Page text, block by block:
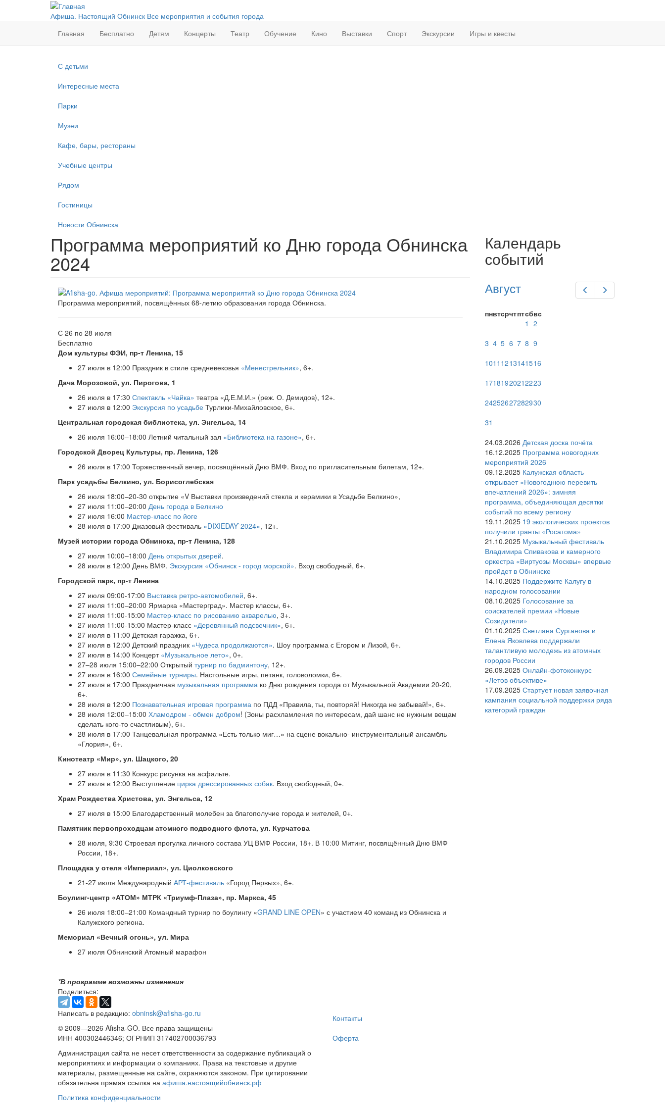
Афиша. Настоящий Обнинск Все мероприятия и события города
Главная
Бесплатно Детям Концерты Театр Обучение Кино Выставки Спорт Экскурсии Игры и квесты
С детьми
Интересные места
Парки
Музеи
Кафе, бары, рестораны
Учебные центры
Рядом
Гостиницы
Новости Обнинска
Программа мероприятий ко Дню города Обнинска
2024
Программа мероприятий, посвящённых 68-летию образования города Обнинска.
С 26 по 28 июля
Бесплатно
Дом культуры ФЭИ, пр-т Ленина, 15
27 июля в 12:00 Праздник в стиле средневековья «Менестрельник», 6+.
Дача Морозовой, ул. Пирогова, 1
26 июля в 17:30 Спектакль «Чайка» театра «Д.Е.М.И.» (реж. О. Демидов), 12+.
27 июля в 12:00 Экскурсия по усадьбе Турлики-Михайловское, 6+.
Центральная городская библиотека, ул. Энгельса, 14
26 июля 16:00–18:00 Летний читальный зал «Библиотека на газоне», 6+.
Городской Дворец Культуры, пр. Ленина, 126
26 июля в 17:00 Торжественный вечер, посвящённый Дню ВМФ. Вход по пригласительным билетам, 12+.
Парк усадьбы Белкино, ул. Борисоглебская
26 июля 18:00–20-30 открытие «V Выставки произведений стекла и керамики в Усадьбе Белкино»,
27 июля 11:00–20:00 День города в Белкино
27 июля 16:00 Мастер-класс по йоге
28 июля в 17:00 Джазовый фестиваль «DIXIEDAY`2024», 12+.
Музей истории города Обнинска, пр-т Ленина, 128
27 июля 10:00–18:00 День открытых дверей.
28 июля в 12:00 День ВМФ. Экскурсия «Обнинск - город морской». Вход свободный, 6+.
Городской парк, пр-т Ленина
27 июля 09:00-17:00 Выставка ретро-автомобилей, 6+.
27 июля 11:00–20:00 Ярмарка «Мастерград». Мастер классы, 6+.
27 июля 11:00-15:00 Мастер-класс по рисованию акварелью, 3+.
27 июля 11:00-15:00 Мастер-класс «Деревянный подсвечник», 6+.
27 июля в 11:00 Детская гаражка, 6+.
27 июля в 12:00 Детский праздник «Чудеса продолжаются». Шоу программа с Егором и Лизой, 6+.
27 июля в 14:00 Концерт «Музыкальное лето», 0+.
27–28 июля 15:00–22:00 Открытый турнир по бадминтону, 12+.
27 июля в 16:00 Семейные турниры. Настольные игры, петанк, головоломки, 6+.
27 июля в 17:00 Праздничная музыкальная программа ко Дню рождения города от Музыкальной Академии 20-20,
6+.
28 июля в 12:00 Познавательная игровая программа по ПДД «Правила, ты, повторяй! Никогда не забывай!», 6+.
28 июля 12:00–15:00 Хламодром - обмен добром! (Зоны расхламления по интересам, дай шанс не нужным вещам
сделать кого-то счастливым), 6+.
28 июля в 17:00 Танцевальная программа «Есть только миг…» на сцене вокально- инструментальный ансамбль
«Глория», 6+.
Кинотеатр «Мир», ул. Шацкого, 20
27 июля в 11:30 Конкурс рисунка на асфальте.
27 июля в 12:00 Выступление цирка дрессированных собак. Вход свободный, 0+.
Храм Рождества Христова, ул. Энгельса, 12
27 июля в 15:00 Благодарственный молебен за благополучие города и жителей, 0+.
Памятник первопроходцам атомного подводного флота, ул. Курчатова
28 июля, 9:30 Строевая прогулка личного состава УЦ ВМФ России, 18+. В 10:00 Митинг, посвящённый Дню ВМФ
России, 18+.
Площадка у отеля «Империал», ул. Циолковского
21-27 июля Международный АРТ-фестиваль «Город Первых», 6+.
Боулинг-центр «АТОМ» МТРК «Триумф-Плаза», пр. Маркса, 45
26 июля 18:00–21:00 Командный турнир по боулингу «GRAND LINE OPEN» с участием 40 команд из Обнинска и
Калужского региона.
Мемориал «Вечный огонь», ул. Мира
27 июля Обнинский Атомный марафон
*В программе возможны изменения
Поделиться:
Календарь
событий
Предыдущий
Август
пнвтсрчтптсбвс
1 2
3 4 5 6 7 8 9
1011 1213141516
17181920212223
24252627282930
31
24.03.2026 Детская доска почёта
16.12.2025 Программа новогодних
мероприятий 2026
09.12.2025 Калужская область
открывает «Новогоднюю перевить
впечатлений 2026»: зимняя
программа, объединяющая десятки
событий по всему региону
19.11.2025 19 экологических проектов
получили гранты «Росатома»
21.10.2025 Музыкальный фестиваль
Владимира Спивакова и камерного
оркестра «Виртуозы Москвы» впервые
пройдет в Обнинске
14.10.2025 Поддержите Калугу в
народном голосовании
08.10.2025 Голосование за
соискателей премии «Новые
Созидатели»
01.10.2025 Светлана Сурганова и
Елена Яковлева поддержали
талантливую молодежь из атомных
городов России
26.09.2025 Онлайн-фотоконкурс
«Летов объективе»
17.09.2025 Стартует новая заявочная
кампания социальной поддержки ряда
категорий граждан
Написать в редакцию: obninsk@afisha-go.ru
© 2009—2026 Afisha-GO. Все права защищены
ИНН 400302446346; ОГРНИП 317402700036793
Администрация сайта не несет ответственности за содержание публикаций о
мероприятиях и информации о компаниях. Права на текстовые и другие
материалы, размещенные на сайте, охраняются законом. При цитировании
обязательна прямая ссылка на афиша.настоящийобнинск.рф
Политика конфиденциальности
Контакты
Оферта